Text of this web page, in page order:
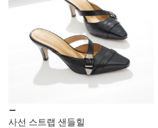
사선 스트랩 샌들힐